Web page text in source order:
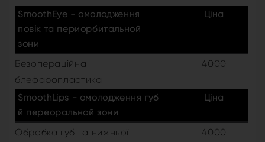
SmoothEye - омолодження
повік та периорбитальной
зони
Ціна
Безопераційна
блефаропластика
4000
SmoothLips - омолодження губ
й переоральной зони
Ціна
Обробка губ та нижньої
4000